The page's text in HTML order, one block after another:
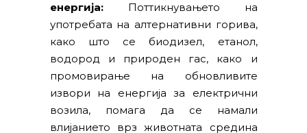
енергија:Поттикнувањето на
употребата на алтернативни горива,
како што се биодизел, етанол,
водород и природен гас, како и
промовирање на обновливите
извори на енергија за електрични
возила, помага да се намали
влијанието врз животната средина